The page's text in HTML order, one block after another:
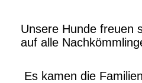
Unsere Hunde freuen
auf alle
Es kamen die